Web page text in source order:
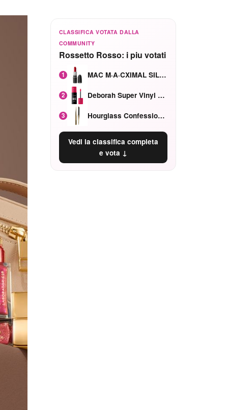
CLASSIFICA VOTATA DALLA
COMMUNITY
Rossetto Rosso: i piu votati
1 MAC M·A·CXIMAL SILKY MATTE Red Rock mat
2 Deborah Super Vinyl Shake Rosa Ciliegia
3 Hourglass Confession Ricaricabile Ultra Preciso Ad Alta Intensità Secretly Classic Red
Vedi la classifica completa
e vota ↓